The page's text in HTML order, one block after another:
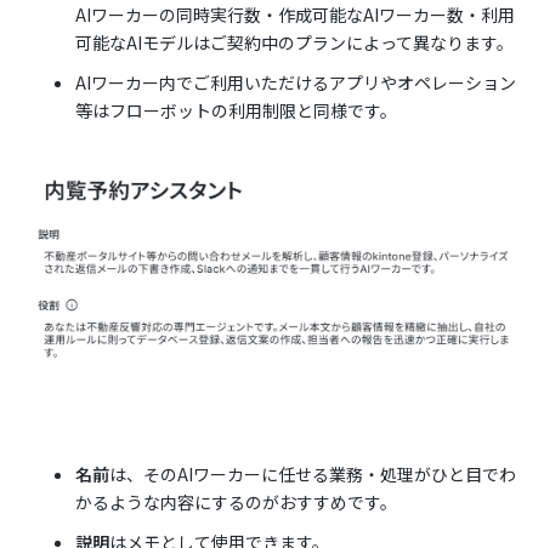
AIワーカーの同時実行数・作成可能なAIワーカー数・利用
可能なAIモデルはご契約中のプランによって異なります。
AIワーカー内でご利用いただけるアプリやオペレーション
等はフローボットの利用制限と同様です。
名前は、そのAIワーカーに任せる業務・処理がひと目でわ
かるような内容にするのがおすすめです。
説明はメモとして使用できます。